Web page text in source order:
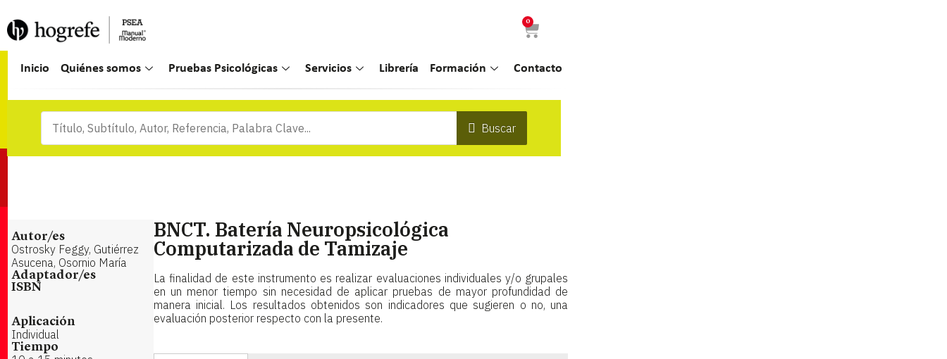
0
Inicio Quiénes somos Pruebas Psicológicas Servicios Librería Formación Contacto
Buscar
Autor/es
Ostrosky Feggy, Gutiérrez
Asucena, Osornio María
Adaptador/es
ISBN
Aplicación
Individual
Tiempo
BNCT. Batería Neuropsicológica
Computarizada de Tamizaje
La finalidad de este instrumento es realizar evaluaciones individuales y/o grupales
en un menor tiempo sin necesidad de aplicar pruebas de mayor profundidad de
manera inicial. Los resultados obtenidos son indicadores que sugieren o no, una
evaluación posterior respecto con la presente.